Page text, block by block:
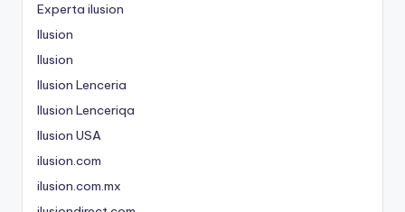
Experta ilusion
Ilusion
Ilusion
Ilusion Lenceria
Ilusion Lenceriqa
Ilusion USA
ilusion.com
ilusion.com.mx